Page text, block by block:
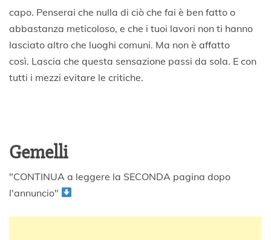
capo. Penserai che nulla di ciò che fai è ben fatto o
abbastanza meticoloso, e che i tuoi lavori non ti hanno
lasciato altro che luoghi comuni. Ma non è affatto
così. Lascia che questa sensazione passi da sola. E con
tutti i mezzi evitare le critiche.
Gemelli
"CONTINUA a leggere la SECONDA pagina dopo
l'annuncio"